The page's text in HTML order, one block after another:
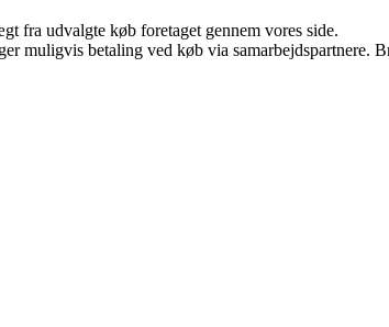
fra udvalgte køb foretaget gennem vores side.
muligvis betaling ved køb via samarbejdspartnere.